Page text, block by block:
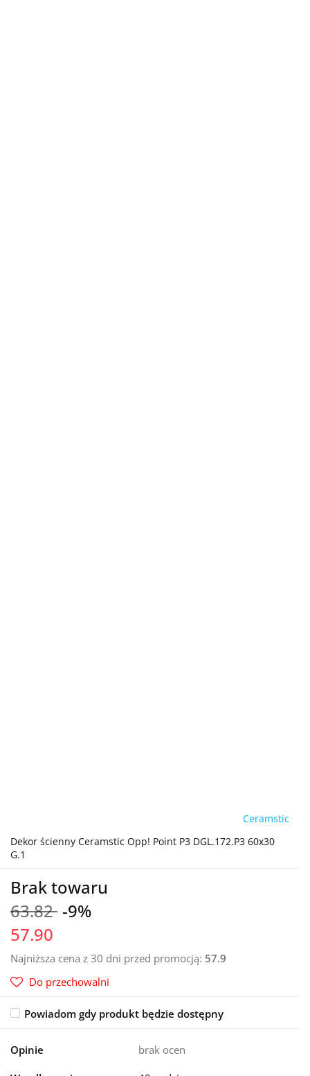
Ceramstic
Dekor ścienny Ceramstic Opp! Point P3 DGL.172.P3 60x30
G.1
Brak towaru
63.82 -9%
57.90
Najniższa cena z 30 dni przed promocją: 57.9
Do przechowalni
Powiadom gdy produkt będzie dostępny
Opinie brak ocen